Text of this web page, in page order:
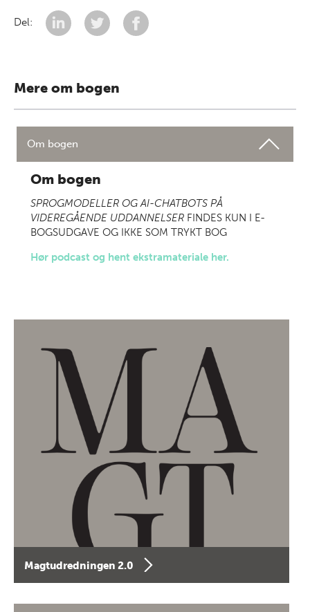
Del:
Mere om bogen
Om bogen
Om bogen
SPROGMODELLER OG AI-CHATBOTS PÅ
VIDEREGÅENDE UDDANNELSER FINDES KUN I E-
BOGSUDGAVE OG IKKE SOM TRYKT BOG
Hør podcast og hent ekstramateriale her.
Magtudredningen 2.0